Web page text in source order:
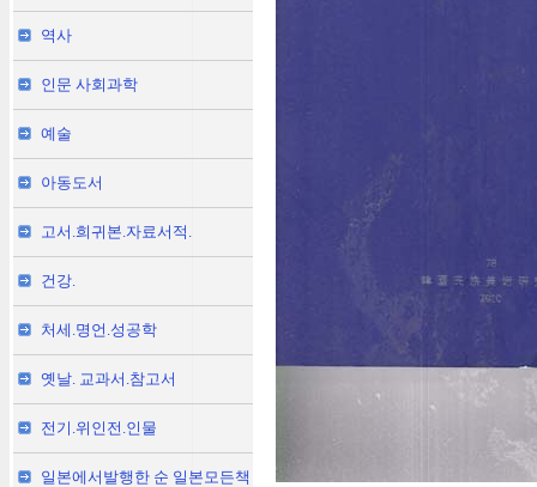
역사
인문 사회과학
예술
아동도서
고서.희귀본.자료서적.
건강.
처세.명언.성공학
옛날. 교과서.참고서
전기.위인전.인물
일본에서발행한 순 일본모든책